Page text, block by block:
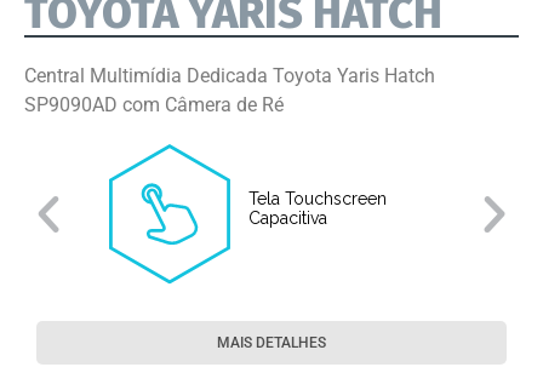
TOYOTA YARIS HATCH
Central Multimídia Dedicada Toyota Yaris Hatch
SP9090AD com Câmera de Ré
Tela Touchscreen
Capacitiva
MAIS DETALHES